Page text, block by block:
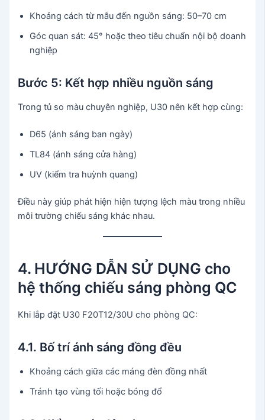
Khoảng cách từ mẫu đến nguồn sáng: 50–70 cm
Góc quan sát: 45° hoặc theo tiêu chuẩn nội bộ doanh
nghiệp
Bước 5: Kết hợp nhiều nguồn sáng
Trong tủ so màu chuyên nghiệp, U30 nên kết hợp cùng:
D65 (ánh sáng ban ngày)
TL84 (ánh sáng cửa hàng)
UV (kiểm tra huỳnh quang)
Điều này giúp phát hiện hiện tượng lệch màu trong nhiều
môi trường chiếu sáng khác nhau.
4. HƯỚNG DẪN SỬ DỤNG cho
hệ thống chiếu sáng phòng QC
Khi lắp đặt U30 F20T12/30U cho phòng QC:
4.1. Bố trí ánh sáng đồng đều
Khoảng cách giữa các máng đèn đồng nhất
Tránh tạo vùng tối hoặc bóng đổ